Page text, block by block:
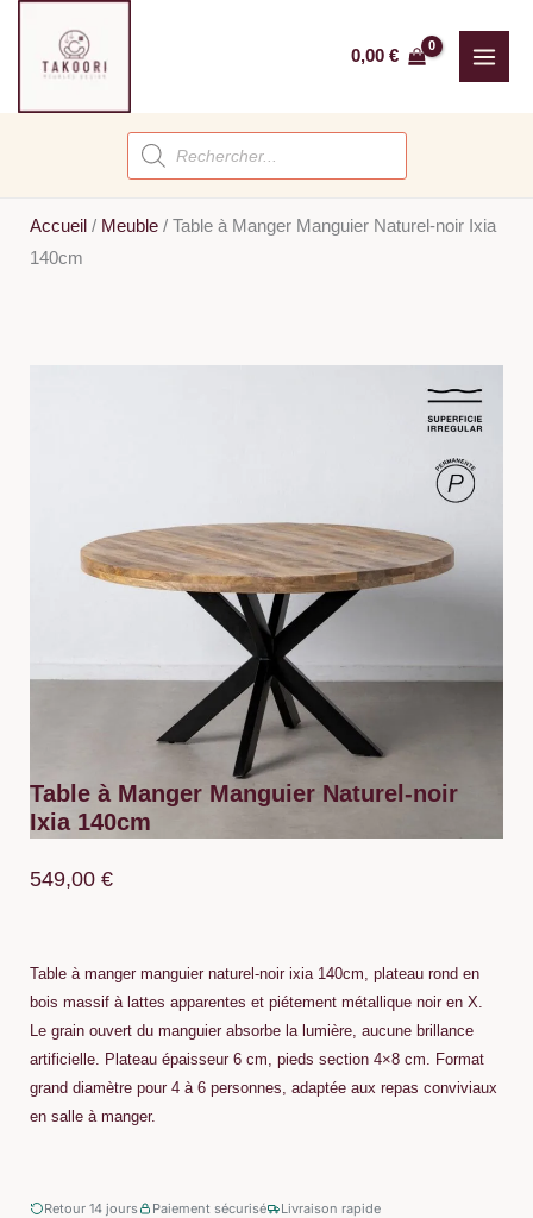
contenu
0,00 €
Recherche
de
produits
Accueil / Meuble / Table à Manger Manguier Naturel-noir Ixia
140cm
Table à Manger Manguier Naturel-noir
Ixia 140cm
549,00 €
Table à manger manguier naturel-noir ixia 140cm, plateau rond en
bois massif à lattes apparentes et piétement métallique noir en X.
Le grain ouvert du manguier absorbe la lumière, aucune brillance
artificielle. Plateau épaisseur 6 cm, pieds section 4×8 cm. Format
grand diamètre pour 4 à 6 personnes, adaptée aux repas conviviaux
en salle à manger.
Retour 14 jours Paiement sécurisé Livraison rapide